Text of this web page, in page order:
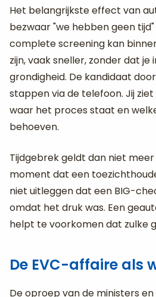
Het belangrijkste effect van
bezwaar "we hebben geen
complete screening kan
zijn, vaak sneller, zonder dat je
grondigheid. De kandidaat
stappen via de telefoon. Jij
waar het proces staat en
behoeven.
Tijdgebrek geldt dan niet meer
moment dat een
niet uitleggen dat een BIG-
omdat het druk was. Een
helpt te voorkomen dat zulke
De EVC-affaire als
De oproep van de ministers